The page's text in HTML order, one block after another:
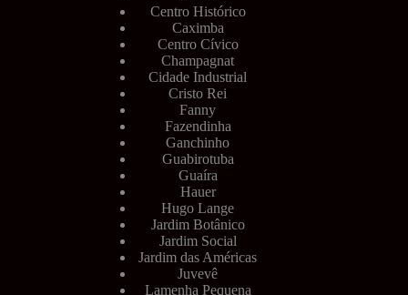
Centro Histórico
Caximba
Centro Cívico
Champagnat
Cidade Industrial
Cristo Rei
Fanny
Fazendinha
Ganchinho
Guabirotuba
Guaíra
Hauer
Hugo Lange
Jardim Botânico
Jardim Social
Jardim das Américas
Juvevê
Lamenha Pequena